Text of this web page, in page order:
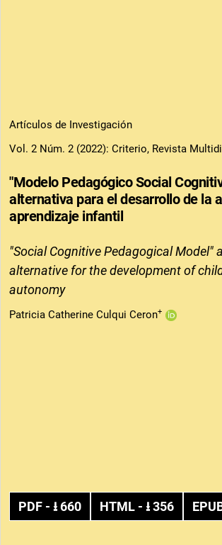
Artículos de Investigación
Vol. 2 Núm. 2 (2022): Criterio, Revista
"Modelo Pedagógico Social
alternativa para el desarrollo de la
aprendizaje infantil
"Social Cognitive Pedagogical Model"
alternative for the development of
autonomy
Patricia Catherine Culqui Ceron+
PDF - ⭳660 HTML - ⭳356